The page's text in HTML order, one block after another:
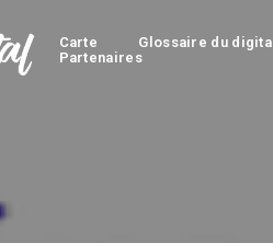
Carte Glossaire du digital
Partenaires